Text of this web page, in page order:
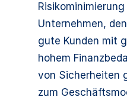
Unternehmen,
gute Kunden mit
hohem
von Sicherheiten
zum